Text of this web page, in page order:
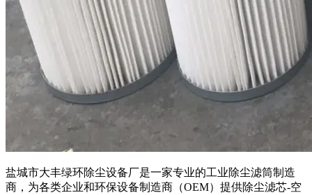
盐城市大丰绿环除尘设备厂是一家专业的工业除尘滤筒制造
商，为各类企业和环保设备制造商（OEM）提供除尘滤芯-空